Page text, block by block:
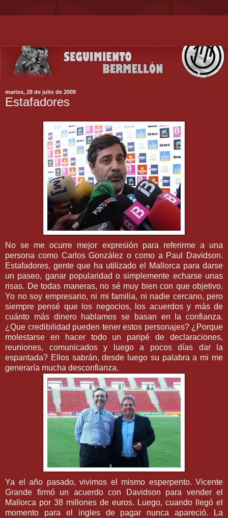
martes, 28 de julio de 2009
Estafadores
No se me ocurre mejor expresión para referirme a una
persona como CarlosGonzález o como a Paul Davidson.
Estafadores, gente que ha utilizado el
Mallorca para darse
un paseo, ganar popularidad osimplemente echarse unas
risas. De todas maneras, no sé muy bien con que objetivo.
Yo no soy empresario, ni mi familia, ni nadie cercano, pero
siempre pensé que los negocios, los acuerdos y más de
cuánto más dinero hablamos se basan en la confianza.
¿Que credibilidad pueden tener estos personajes? ¿Porque
molestarse en hacer todo un paripé de declaraciones,
reuniones, comunicados y luego a pocos días dar la
espantada? Ellos sabrán, desde luego su palabra a mi me
generaría mucha desconfianza.
Ya el año pasado, vivimos el mismo esperpento. Vicente
Grande firmó un acuerdo con
Davidson para vender el
Mallorca por 38 millones de euros. Luego, cuando llegó el
momento para el ingles de pagar nunca apareció. La